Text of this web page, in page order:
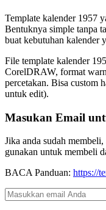
Template kalender 1957
Bentuknya simple tanpa
buat kebutuhan kalender
File template kalender
CorelDRAW, format
percetakan. Bisa custom
untuk edit).
Masukan Email
Jika anda sudah
gunakan untuk membeli
BACA Panduan: https://